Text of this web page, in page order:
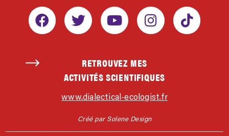
RETROUVEZ MES
ACTIVITÉS SCIENTIFIQUES
www.dialectical-ecologist.fr
Créé par Solene Design